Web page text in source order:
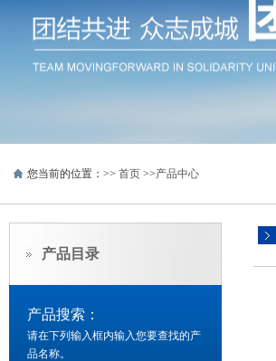
您当前的位置：>> 首页 >>产品中心
产品目录
产品搜索：
请在下列输入框内输入您要查找的产
品名称。